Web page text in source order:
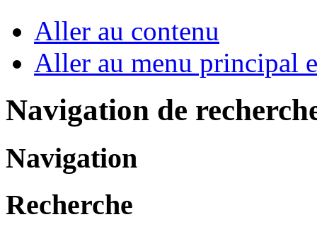
Aller au contenu
Aller au menu principal
Navigation de
Navigation
Recherche